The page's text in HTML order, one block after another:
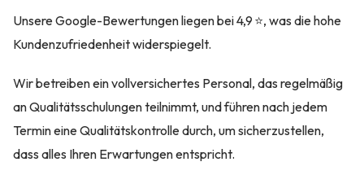
Unsere Google-Bewertungen liegen bei 4,9 ⭐, was die hohe
Kundenzufriedenheit widerspiegelt.
Wir betreiben ein vollversichertes Personal, das regelmäßig
an Qualitätsschulungen teilnimmt, und führen nach jedem
Termin eine Qualitätskontrolle durch, um sicherzustellen,
dass alles Ihren Erwartungen entspricht.